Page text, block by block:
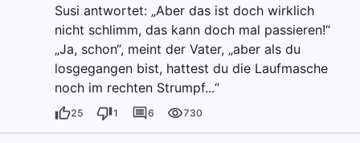
Susi antwortet: „Aber das ist doch wirklich
nicht schlimm, das kann doch mal passieren!“
„Ja, schon“, meint der Vater, „aber als du
losgegangen bist, hattest du die Laufmasche
noch im rechten Strumpf...“
25 1 6 730